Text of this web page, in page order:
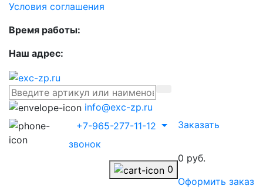
Условия соглашения
Время работы:
Наш адрес:
info@exc-zp.ru
+7-965-277-11-12
Заказать
звонок
0
0 руб.
Оформить заказ